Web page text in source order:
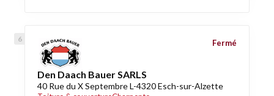
Den Daach Bauer SARLS
40 Rue du X Septembre L-4320 Esch-sur-Alzette
Fermé